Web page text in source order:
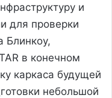
и
для проверки
Блинкоу,
в конечном
каркаса будущей
небольшой